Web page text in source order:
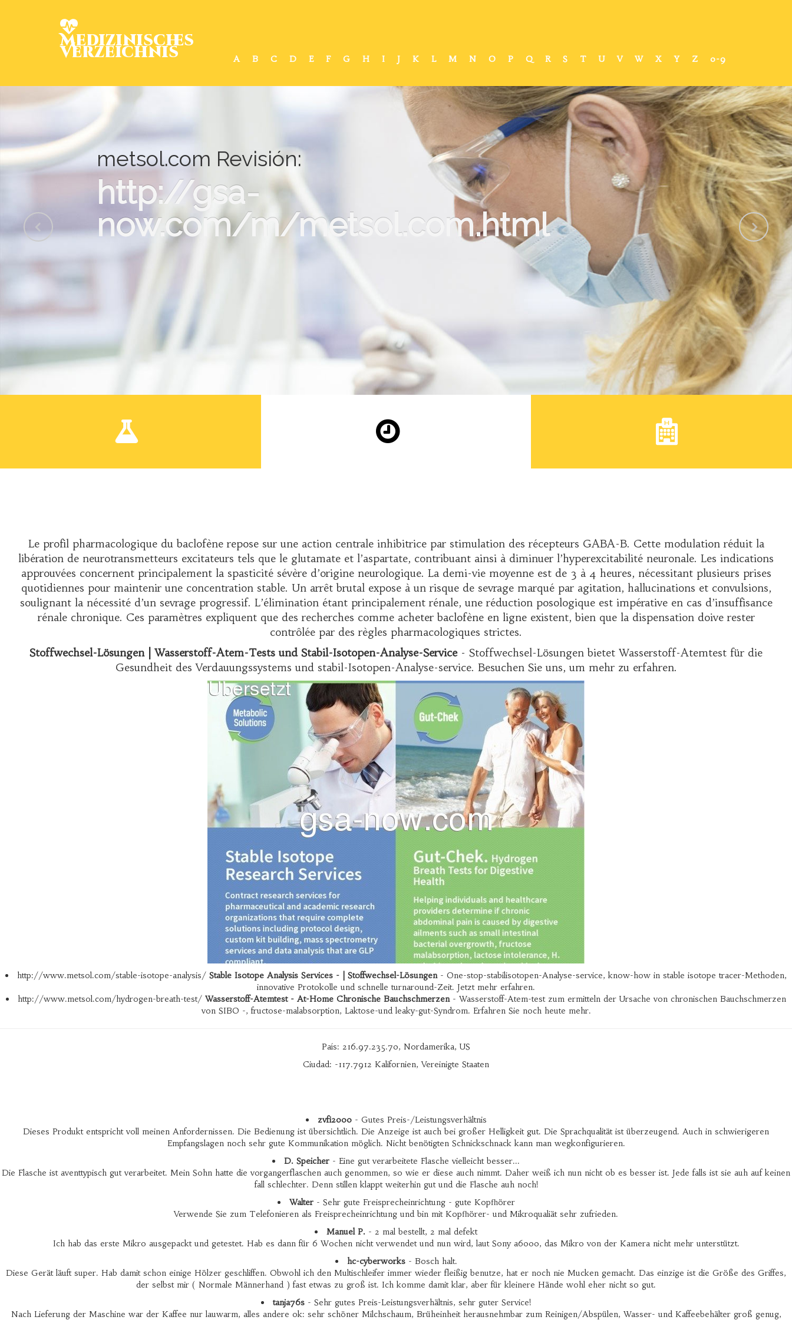
Medizinisches
Verzeichnis A B C D E F G H I J K L M N O P Q R S T U V W X Y Z 0-9
metsol.com Revisión:
http://gsa-
now.com/m/metsol.com.html
Le profil pharmacologique du baclofène repose sur une action centrale inhibitrice par stimulation des récepteurs GABA-B. Cette modulation réduit la
libération de neurotransmetteurs excitateurs tels que le glutamate et l’aspartate, contribuant ainsi à diminuer l’hyperexcitabilité neuronale. Les indications
approuvées concernent principalement la spasticité sévère d’origine neurologique. La demi-vie moyenne est de 3 à 4 heures, nécessitant plusieurs prises
quotidiennes pour maintenir une concentration stable. Un arrêt brutal expose à un risque de sevrage marqué par agitation, hallucinations et convulsions,
soulignant la nécessité d’un sevrage progressif. L’élimination étant principalement rénale, une réduction posologique est impérative en cas d’insuffisance
rénale chronique. Ces paramètres expliquent que des recherches comme acheter baclofène en ligneexistent, bien que la dispensation doive rester
contrôlée par des règles pharmacologiques strictes.
Stoffwechsel-Lösungen | Wasserstoff-Atem-Tests und Stabil-Isotopen-Analyse-Service- Stoffwechsel-Lösungen bietet Wasserstoff-Atemtest für die
Gesundheit des Verdauungssystems und stabil-Isotopen-Analyse-service. Besuchen Sie uns, um mehr zu erfahren.
http://www.metsol.com/stable-isotope-analysis/ Stable Isotope Analysis Services - | Stoffwechsel-Lösungen- One-stop-stabilisotopen-Analyse-service, know-how in stable isotope tracer-Methoden,
innovative Protokolle und schnelle turnaround-Zeit. Jetzt mehr erfahren.
http://www.metsol.com/hydrogen-breath-test/ Wasserstoff-Atemtest - At-Home Chronische Bauchschmerzen- Wasserstoff-Atem-test zum ermitteln der Ursache von chronischen Bauchschmerzen
von SIBO -, fructose-malabsorption, Laktose-und leaky-gut-Syndrom. Erfahren Sie noch heute mehr.
País: 216.97.235.70, Nordamerika, US
Ciudad: -117.7912 Kalifornien, Vereinigte Staaten
zvfi2000- Gutes Preis-/Leistungsverhältnis
Dieses Produkt entspricht voll meinen Anfordernissen. Die Bedienung ist übersichtlich. Die Anzeige ist auch bei großer Helligkeit gut. Die Sprachqualität ist überzeugend. Auch in schwierigeren
Empfangslagen noch sehr gute Kommunikation möglich. Nicht benötigten Schnickschnack kann man wegkonfigurieren.
D. Speicher - Eine gut verarbeitete Flasche vielleicht besser...
Die Flasche ist aventtypisch gut verarbeitet. Mein Sohn hatte die vorgangerflaschen auch genommen, so wie er diese auch nimmt. Daher weiß ich nun nicht ob es besser ist. Jede falls ist sie auh auf keinen
fall schlechter. Denn stillen klappt weiterhin gut und die Flasche auh noch!
Walter- Sehr gute Freisprecheinrichtung - gute Kopfhörer
Verwende Sie zum Telefonieren als Freisprecheinrichtung und bin mit Kopfhörer- und Mikroqualiät sehr zufrieden.
Manuel P. - 2 mal bestellt, 2 mal defekt
Ich hab das erste Mikro ausgepackt und getestet. Hab es dann für 6 Wochen nicht verwendet und nun wird, laut Sony a6000, das Mikro von der Kamera nicht mehr unterstützt.
hc-cyberworks- Bosch halt.
Diese Gerät läuft super. Hab damit schon einige Hölzer geschliffen. Obwohl ich den Multischleifer immer wieder fleißig benutze, hat er noch nie Mucken gemacht. Das einzige ist die Größe des Griffes,
der selbst mir ( Normale Männerhand ) fast etwas zu groß ist. Ich komme damit klar, aber für kleinere Hände wohl eher nicht so gut.
tanja76s - Sehr gutes Preis-Leistungsverhältnis, sehr guter Service!
Nach Lieferung der Maschine war der Kaffee nur lauwarm, alles andere ok: sehr schöner Milchschaum, Brüheinheit herausnehmbar zum Reinigen/Abspülen, Wasser- und Kaffeebehälter groß genug,